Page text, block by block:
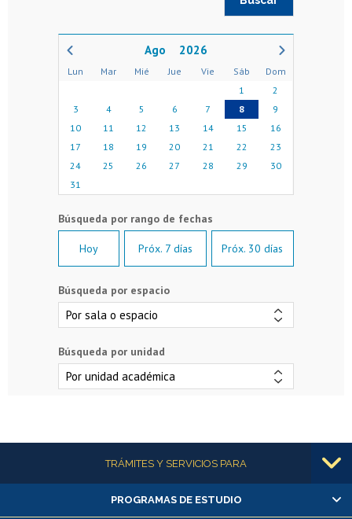
2026
Lun Mar Mié Jue Vie Sáb
Dom
1
2
3
4 5 6 7 8
9
10
11 12 13 14 15
16
17
18 19 20 21 22
23
24
25 26 27 28 29
30
31
Hoy Próx. 7 días Próx. 30 días
Búsqueda por espacio
Búsqueda por unidad
Más informaciónTRÁMITES Y SERVICIOS PARA
Alumnas/os y exalumnas/os
PROGRAMAS DE ESTUDIO